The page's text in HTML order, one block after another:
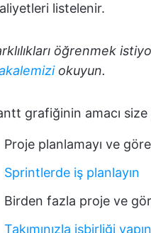
listelenir.
öğrenmek
okuyun.
grafiğinin amacı size
Proje planlamayı ve
Sprintlerde iş planlayın
Birden fazla proje ve
Takımınızla işbirliği yapın